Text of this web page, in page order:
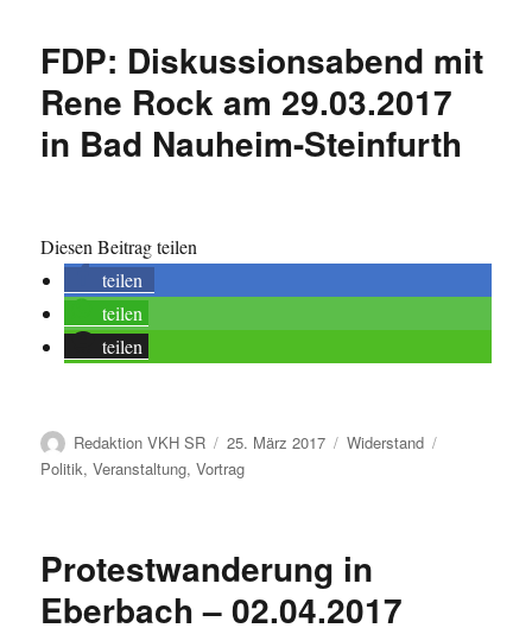
FDP: Diskussionsabend mit
Rene Rock am 29.03.2017
in Bad Nauheim-Steinfurth
Diesen Beitrag teilen
teilen
teilen
teilen
Autor
Redaktion VKH SR
Veröffentlicht
am
25. März 2017 Kategorien
Widerstand
Politik,Veranstaltung,Vortrag
Protestwanderung in
Eberbach – 02.04.2017